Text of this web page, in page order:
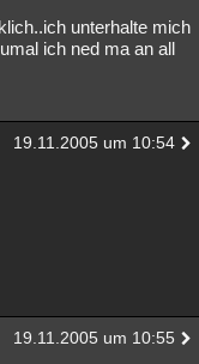
unterhalte mich
ich ned ma an all
19.11.2005 um 10:54
19.11.2005 um 10:55